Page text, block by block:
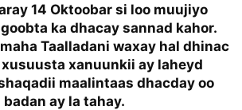
14 Oktoobar si loo muujiyo
ka dhacay sannad kahor.
Taalladani waxay hal dhinac
xanuunkii ay laheyd
maalintaas dhacday oo
ay la tahay.